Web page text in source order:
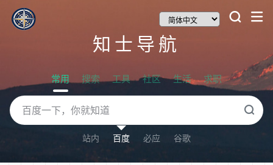
知士导航
常用 搜索 工具 社区 生活 求职
站内 百度 必应 谷歌